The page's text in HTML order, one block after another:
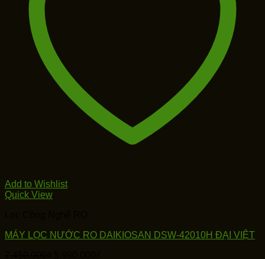
Add to Wishlist
Quick View
MÁY LỌC NƯỚC RO DAIKIOSAN DSW-42010H ĐẠI VIỆT